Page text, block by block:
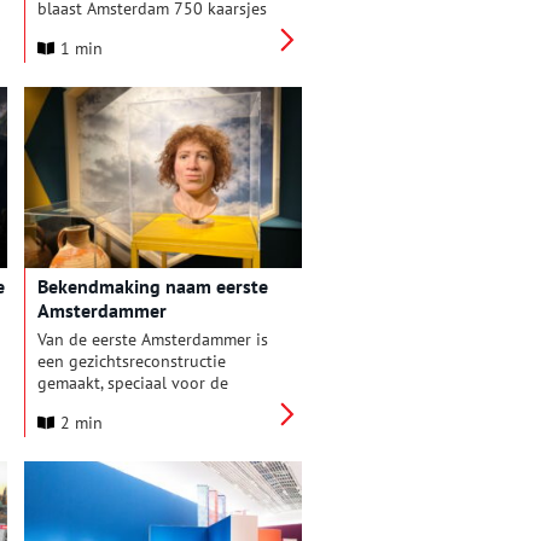
blaast Amsterdam 750 kaarsjes
jubileum zijn 750 verhalen
Amsterdammers, Weespers en
iedereen die de stad in het hart
draagt.
1 min
Bekendmaking naam eerste
Amsterdammer
Van de eerste Amsterdammer is
een gezichtsreconstructie
gemaakt, speciaal voor de
Hij hoorde tot de eerste
lag begraven onder De Oude
Kerk. Door specialistisch
onderzoek is bekend hoe hij er
waarschijnlijk uitzag, wat hij
2 min